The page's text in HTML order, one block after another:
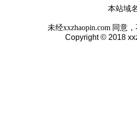
本站域
未经xxzhaopin.com 同意
Copyright © 2018